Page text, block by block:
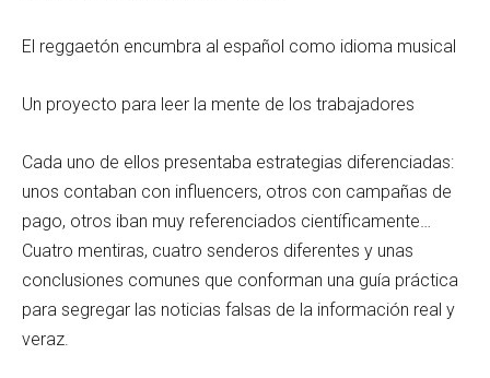
El reggaetón encumbra al español como idioma musical
Un proyecto para leer la mente de los trabajadores
Cada uno de ellos presentaba estrategias diferenciadas:
unos contaban con influencers, otros con campañas de
pago, otros iban muy referenciados científicamente…
Cuatro mentiras, cuatro senderos diferentes y unas
conclusiones comunes que conforman una guía práctica
para segregar las noticias falsas de la información real y
veraz.